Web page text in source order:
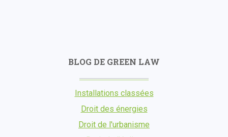
BLOG DE GREEN LAW
Installations classées
Droit des énergies
Droit de l'urbanisme